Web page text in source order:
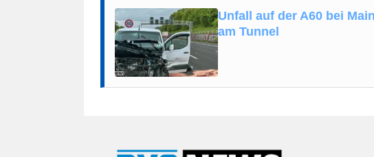
Unfall auf der A60 bei
am Tunnel